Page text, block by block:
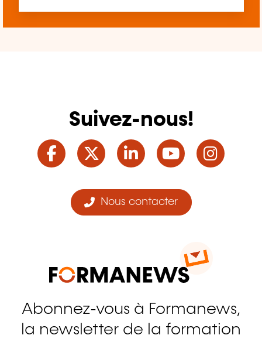
Suivez-nous!
Facebook
TwitterLinkedInYouTube
Nous contacter
Abonnez-vous à Formanews,
la newsletter de la formation